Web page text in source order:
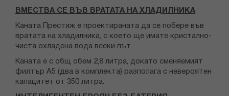
ВМЕСТВА СЕ ВЪВ ВРАТАТА НА ХЛАДИЛНИКА
Каната Престиж е проектираната да се побере във
вратата на хладилника, с което ще имате кристално-
чиста охладена вода всеки път.
Каната е с общ обем 2,8 литра, докато сменяемият
филтър A5 (два в комплекта) разполага с невероятен
капацитет от 350 литра.